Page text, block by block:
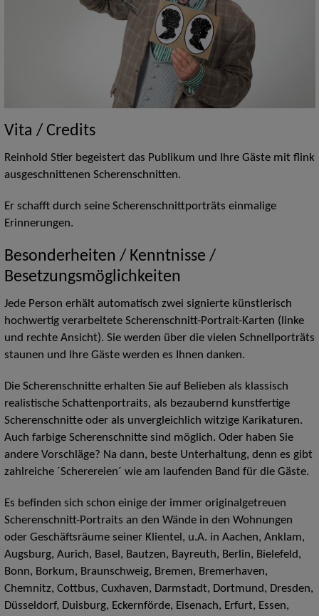
Vita / Credits
Reinhold Stier begeistert das Publikum und Ihre Gäste mit flink
ausgeschnittenen Scherenschnitten.
Er schafft durch seine Scherenschnittporträts einmalige
Erinnerungen.
Besonderheiten / Kenntnisse /
Besetzungsmöglichkeiten
Jede Person erhält automatisch zwei signierte künstlerisch
hochwertig verarbeitete Scherenschnitt-Portrait-Karten (linke
und rechte Ansicht). Sie werden über die vielen Schnellporträts
staunen und Ihre Gäste werden es Ihnen danken.
Die Scherenschnitte erhalten Sie auf Belieben als klassisch
realistische Schattenportraits, als bezaubernd kunstfertige
Scherenschnitte oder als unvergleichlich witzige Karikaturen.
Auch farbige Scherenschnitte sind möglich. Oder haben Sie
andere Vorschläge? Na dann, beste Unterhaltung, denn es gibt
zahlreiche ´Scherereien´ wie am laufenden Band für die Gäste.
Es befinden sich schon einige der immer originalgetreuen
Scherenschnitt-Portraits an den Wände in den Wohnungen
oder Geschäftsräume seiner Klientel, u.A. in Aachen, Anklam,
Augsburg, Aurich, Basel, Bautzen, Bayreuth, Berlin, Bielefeld,
Bonn, Borkum, Braunschweig, Bremen, Bremerhaven,
Chemnitz, Cottbus, Cuxhaven, Darmstadt, Dortmund, Dresden,
Düsseldorf, Duisburg, Eckernförde, Eisenach, Erfurt, Essen,